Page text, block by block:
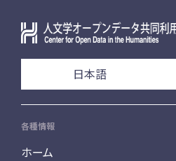
日本語
各種情報
ホーム